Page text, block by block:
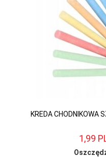
KREDA CHODNIKOWA
1,99